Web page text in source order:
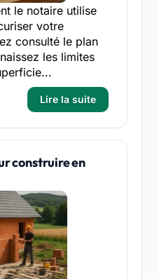
le notaire utilise
votre
consulté le plan
les limites
Lire la suite
construire en